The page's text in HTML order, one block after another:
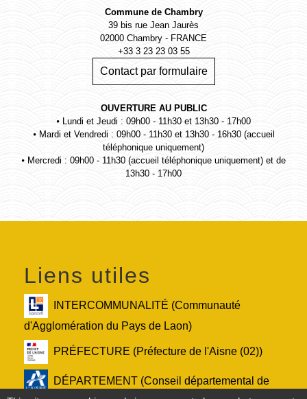
Commune de Chambry
39 bis rue Jean Jaurès
02000 Chambry - FRANCE
+33 3 23 23 03 55
Contact par formulaire
OUVERTURE AU PUBLIC
⦁ Lundi et Jeudi : 09h00 - 11h30 et 13h30 - 17h00
⦁ Mardi et Vendredi : 09h00 - 11h30 et 13h30 - 16h30 (accueil
téléphonique uniquement)
⦁ Mercredi : 09h00 - 11h30 (accueil téléphonique uniquement) et de
13h30 - 17h00
Liens utiles
INTERCOMMUNALITÉ (Communauté
d'Agglomération du Pays de Laon)
PRÉFECTURE (Préfecture de l'Aisne (02))
DÉPARTEMENT (Conseil départemental de